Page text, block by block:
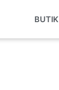
BUTIK